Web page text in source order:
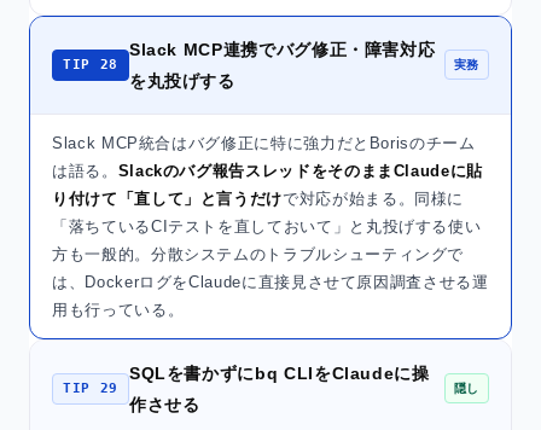
TIP 28
Slack MCP連携でバグ修正・障害対応
を丸投げする
実務
Slack MCP統合はバグ修正に特に強力だとBorisのチーム
は語る。 Slackのバグ報告スレッドをそのままClaudeに貼
り付けて「直して」と言うだけで対応が始まる。同様に
「落ちているCIテストを直しておいて」と丸投げする使い
方も一般的。分散システムのトラブルシューティングで
は、DockerログをClaudeに直接見させて原因調査させる運
用も行っている。
TIP 29
SQLを書かずにbq CLIをClaudeに操
作させる
隠し